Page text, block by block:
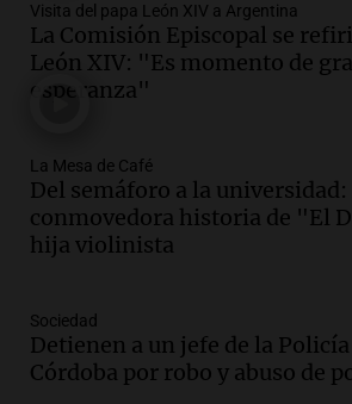
de fenómenos del
el 7 de agosto
Panorama Federal
Episodios
conmovedora historia de
su hija violinista
La Mesa de Café
Episodios
empresario Roberto Zagra
Panorama Federal
Episodios
Visita del papa León XIV a Argentina
La Comisión Episcopal se
León XIV: "Es momento de
esperanza"
La Mesa de Café
Del semáforo a la universidad:
conmovedora historia de "El
hija violinista
Sociedad
Detienen a un jefe de la
Córdoba por robo y abuso de